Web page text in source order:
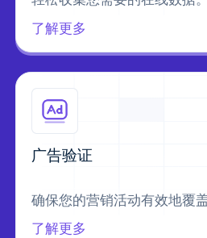
了解更多
广告验证
确保您的营销活动有效地覆
了解更多